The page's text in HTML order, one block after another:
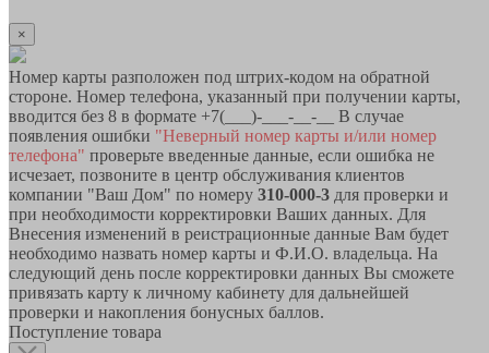
×
Номер карты разположен под штрих-кодом на обратной
стороне. Номер телефона, указанный при получении карты,
вводится без 8 в формате +7(___)-___-__-__ В случае
появления ошибки "Неверный номер карты и/или номер
телефона" проверьте введенные данные, если ошибка не
исчезает, позвоните в центр обслуживания клиентов
компании "Ваш Дом" по номеру 310-000-3 для проверки и
при необходимости корректировки Ваших данных. Для
Внесения изменений в реистрационные данные Вам будет
необходимо назвать номер карты и Ф.И.О. владельца. На
следующий день после корректировки данных Вы сможете
привязать карту к личному кабинету для дальнейшей
проверки и накопления бонусных баллов.
Поступление товара